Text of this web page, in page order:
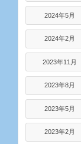
2024年5月
2024年2月
2023年11月
2023年8月
2023年5月
2023年2月